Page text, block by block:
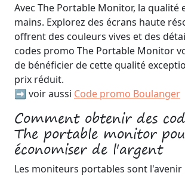
Avec The Portable Monitor, la qualité
mains. Explorez des écrans haute
offrent des couleurs vives et des
codes promo The Portable Monitor
de bénéficier de cette qualité
prix réduit.
➡️ voir aussi Code promo Boulanger
Comment obtenir des
The portable monitor
économiser de l'argent
Les moniteurs portables sont l'avenir